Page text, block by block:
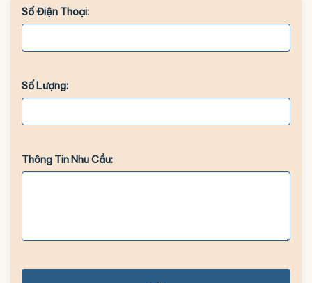
Số Điện Thoại:
Số Lượng:
Thông Tin Nhu Cầu: